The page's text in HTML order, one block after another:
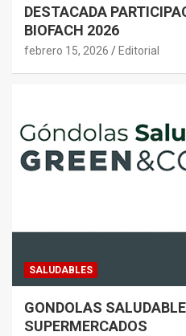
DESTACADA
BIOFACH 2026
febrero 15, 2026 Editorial
SALUDABLES
GONDOLAS
SUPERMERCADOS